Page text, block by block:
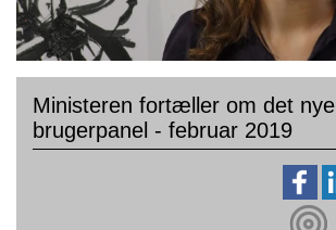
Ministeren fortæller om det nye
brugerpanel - februar 2019